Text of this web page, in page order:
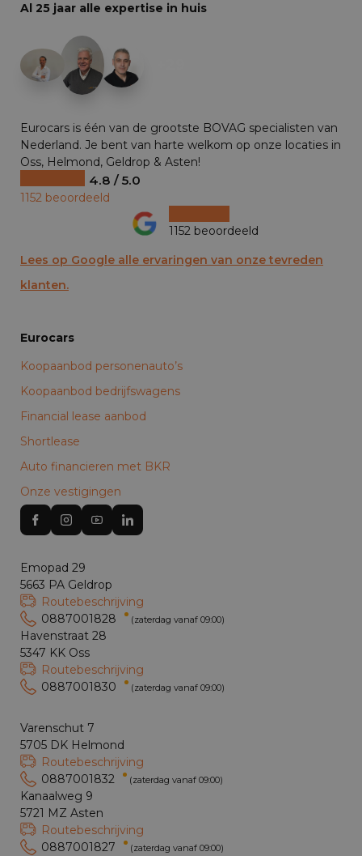
Al 25 jaar alle expertise in huis
Eurocars is één van de grootste BOVAG specialisten van
Nederland. Je bent van harte welkom op onze locaties in
Oss, Helmond, Geldrop & Asten!
4.8 / 5.0
1152 beoordeeld
1152 beoordeeld
Lees op Google alle ervaringen van onze tevreden
klanten.
Eurocars
Koopaanbod personenauto’s
Koopaanbod bedrijfswagens
Financial lease aanbod
Shortlease
Auto financieren met BKR
Onze vestigingen
Emopad 29
5663 PA Geldrop
Routebeschrijving
0887001828
(zaterdag vanaf 09:00)
Havenstraat 28
5347 KK Oss
Routebeschrijving
0887001830
(zaterdag vanaf 09:00)
Varenschut 7
5705 DK Helmond
Routebeschrijving
0887001832
(zaterdag vanaf 09:00)
Kanaalweg 9
5721 MZ Asten
Routebeschrijving
0887001827
(zaterdag vanaf 09:00)